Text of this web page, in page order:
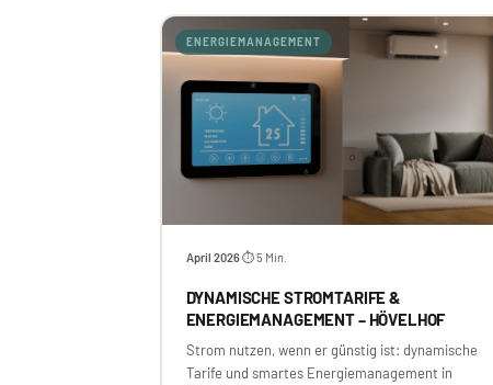
ENERGIEMANAGEMENT
April 2026·⏱ 5 Min.
DYNAMISCHE STROMTARIFE &
ENERGIEMANAGEMENT – HÖVELHOF
Strom nutzen, wenn er günstig ist: dynamische
Tarife und smartes Energiemanagement in